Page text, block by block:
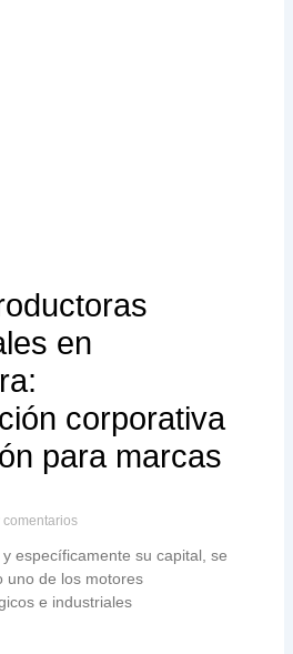
en
corporativa
para marcas
comentarios
específicamente su capital, se
uno de los motores
e industriales